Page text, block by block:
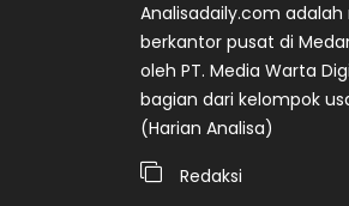
Analisadaily.com
berkantor pusat di
oleh PT. Media Warta
bagian dari kelompok
(Harian Analisa)
Redaksi